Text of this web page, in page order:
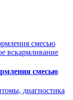
вскармливание
смесью